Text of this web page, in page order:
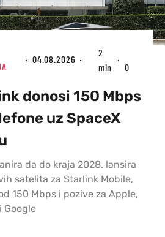
04.08.2026
2
min
0
donosi 150 Mbps
uz SpaceX
da do kraja 2028. lansira
satelita za Starlink Mobile,
150 Mbps i pozive za Apple,
Google